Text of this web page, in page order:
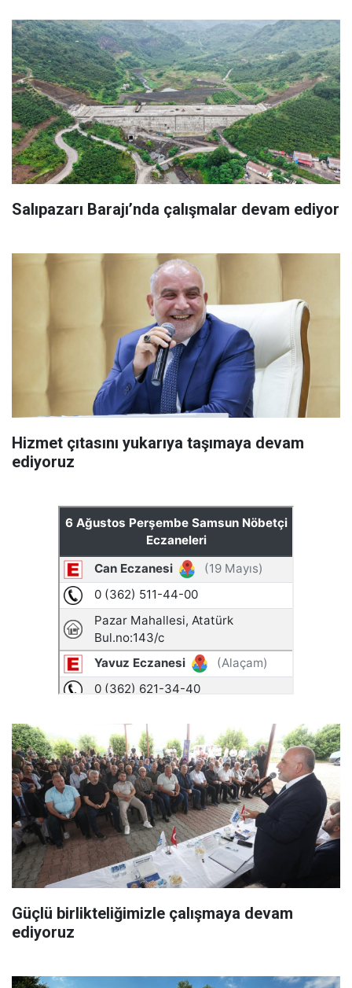
Salıpazarı Barajı’nda çalışmalar devam ediyor
Hizmet çıtasını yukarıya taşımaya devam
ediyoruz
Güçlü birlikteliğimizle çalışmaya devam
ediyoruz